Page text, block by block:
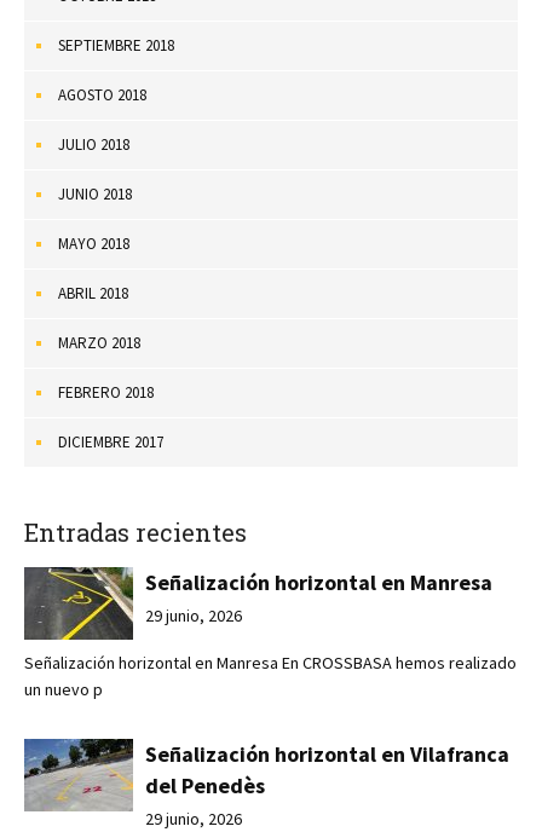
SEPTIEMBRE 2018
AGOSTO 2018
JULIO 2018
JUNIO 2018
MAYO 2018
ABRIL 2018
MARZO 2018
FEBRERO 2018
DICIEMBRE 2017
Entradas recientes
Señalización horizontal en Manresa
29 junio, 2026
Señalización horizontal en Manresa En CROSSBASA hemos realizado
un nuevo p
Señalización horizontal en Vilafranca
del Penedès
29 junio, 2026